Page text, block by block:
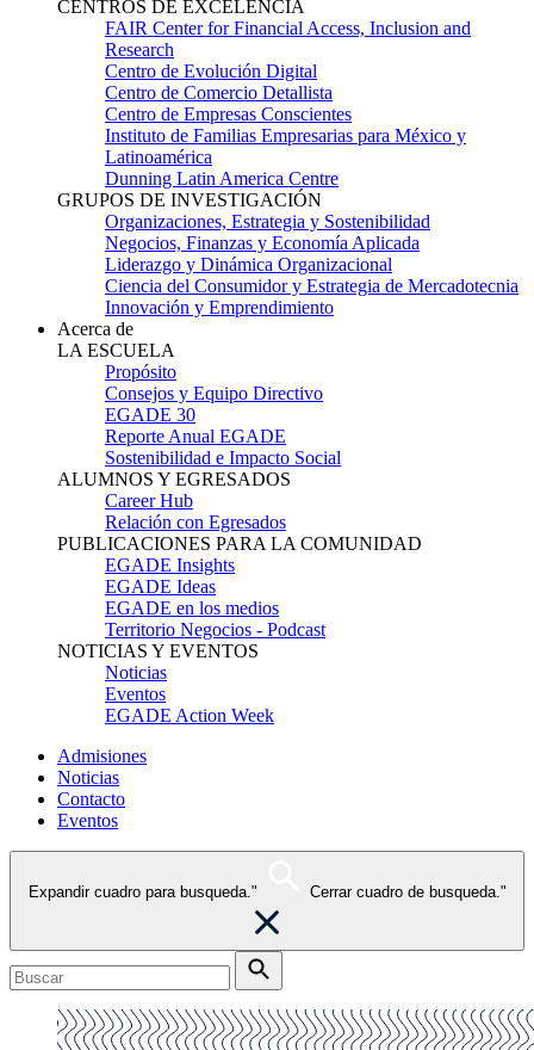
CENTROS DE EXCELENCIA
FAIR Center for Financial Access, Inclusion and
Research
Centro de Evolución Digital
Centro de Comercio Detallista
Centro de Empresas Conscientes
Instituto de Familias Empresarias para México y
Latinoamérica
Dunning Latin America Centre
GRUPOS DE INVESTIGACIÓN
Organizaciones, Estrategia y Sostenibilidad
Negocios, Finanzas y Economía Aplicada
Liderazgo y Dinámica Organizacional
Ciencia del Consumidor y Estrategia de Mercadotecnia
Innovación y Emprendimiento
Acerca de
LA ESCUELA
Propósito
Consejos y Equipo Directivo
EGADE 30
Reporte Anual EGADE
Sostenibilidad e Impacto Social
ALUMNOS Y EGRESADOS
Career Hub
Relación con Egresados
PUBLICACIONES PARA LA COMUNIDAD
EGADE Insights
EGADE Ideas
EGADE en los medios
Territorio Negocios - Podcast
NOTICIAS Y EVENTOS
Noticias
Eventos
EGADE Action Week
Admisiones
Noticias
Contacto
Eventos
Expandir cuadro para busqueda." Cerrar cuadro de busqueda."